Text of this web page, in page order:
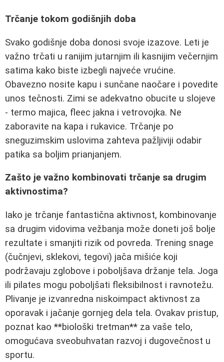
Trčanje tokom godišnjih doba
Svako godišnje doba donosi svoje izazove. Leti je
važno trčati u ranijim jutarnjim ili kasnijim večernjim
satima kako biste izbegli najveće vrućine.
Obavezno nosite kapu i sunčane naočare i povedite
unos tečnosti. Zimi se adekvatno obucite u slojeve
- termo majica, fleec jakna i vetrovojka. Ne
zaboravite na kapa i rukavice. Trčanje po
sneguzimskim uslovima zahteva pažljiviji odabir
patika sa boljim prianjanjem.
Zašto je važno kombinovati trčanje sa drugim
aktivnostima?
Iako je trčanje fantastična aktivnost, kombinovanje
sa drugim vidovima vežbanja može doneti još bolje
rezultate i smanjiti rizik od povreda. Trening snage
(čučnjevi, sklekovi, tegovi) jača mišiće koji
podržavaju zglobove i poboljšava držanje tela. Joga
ili pilates mogu poboljšati fleksibilnost i ravnotežu.
Plivanje je izvanredna niskoimpact aktivnost za
oporavak i jačanje gornjeg dela tela. Ovakav pristup,
poznat kao **biološki tretman** za vaše telo,
omogućava sveobuhvatan razvoj i dugovečnost u
sportu.